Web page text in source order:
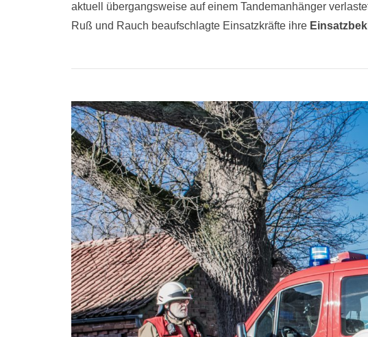
aktuell übergangsweise auf einem Tandemanhänger
Ruß und Rauch beaufschlagte Einsatzkräfte ihre